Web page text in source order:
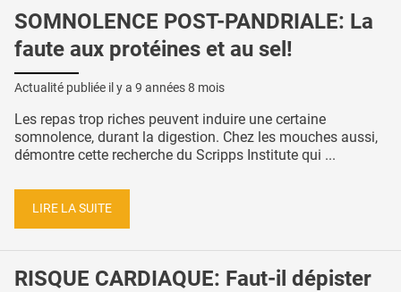
SOMNOLENCE POST-PANDRIALE: La
faute aux protéines et au sel!
Actualité publiée il y a 9 années 8 mois
Les repas trop riches peuvent induire une certaine
somnolence, durant la digestion. Chez les mouches aussi,
démontre cette recherche du Scripps Institute qui ...
LIRE LA SUITE
RISQUE CARDIAQUE: Faut-il dépister